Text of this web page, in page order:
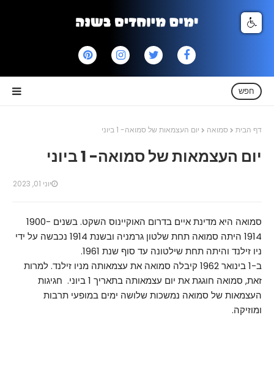
חפש
דף הבית סמואה יום העצמאות של סמואה- 1 ביוני
יום העצמאות של סמואה- 1 ביוני
יוני 01, 2023
סמואה היא מדינת איים בדרום האוקיינוס השקט. בשנים 1900-
1914 היתה סמואה תחת שלטון גרמניה ובשנת 1914 נכבשה על ידי
ניו זילנד והיתה תחת שילטונה עד סוף שנת 1961.
ב-1 בינואר 1962 קיבלה סמואה את עצמאותה מניו זילנד. למרות
זאת, סמואה חוגגת את יום עצמאותה בתאריך 1 ביוני. חגיגות
העצמאות של סמואה נמשכות שלושה ימים במופעי תרבות
ומוזיקה.